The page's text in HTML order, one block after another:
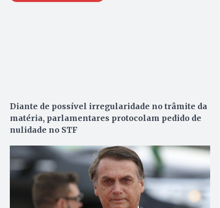
Diante de possível irregularidade no trâmite da
matéria, parlamentares protocolam pedido de
nulidade no STF